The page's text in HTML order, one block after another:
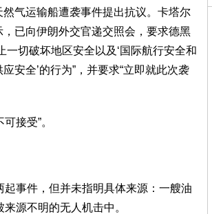
然气运输船遭袭事件提出抗议。卡塔尔
，已向伊朗外交官递交照会，要求德黑
一切破坏地区安全以及‘国际航行安全和
安全’的行为”，并要求“立即就此次袭
接受”。
事件，但并未指明具体来源：一艘油
源不明的无人机击中。